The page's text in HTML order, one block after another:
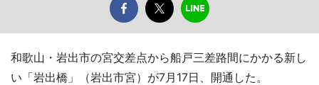
和歌山・岩出市の宮交差点から船戸三差路間にかかる新し
い「岩出橋」（岩出市宮）が7月17日、開通した。